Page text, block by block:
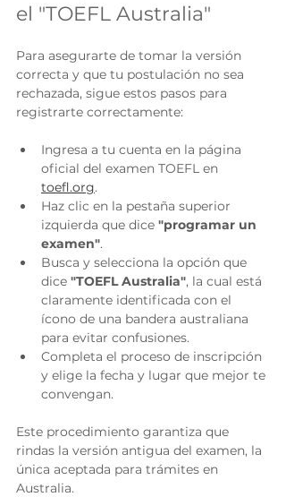
el "TOEFL Australia"
Para asegurarte de tomar la versión
correcta y que tu postulación no sea
rechazada, sigue estos pasos para
registrarte correctamente:
Ingresa a tu cuenta en la página
oficial del examen TOEFL en
toefl.org.
Haz clic en la pestaña superior
izquierda que dice "programar un
examen".
Busca y selecciona la opción que
dice "TOEFL Australia", la cual está
claramente identificada con el
ícono de una bandera australiana
para evitar confusiones.
Completa el proceso de inscripción
y elige la fecha y lugar que mejor te
convengan.
Este procedimiento garantiza que
rindas la versión antigua del examen, la
única aceptada para trámites en
Australia.